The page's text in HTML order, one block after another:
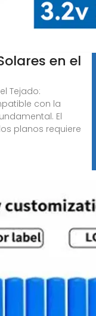
en el
Tejado:
con la
El
planos requiere